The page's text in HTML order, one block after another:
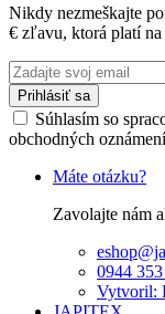
Nikdy nezmeškajte
€ zľavu, ktorá platí
Prihlásiť sa
Súhlasím so
obchodných
Máte otázku?
Zavolajte nám
0944
Vytvoril: